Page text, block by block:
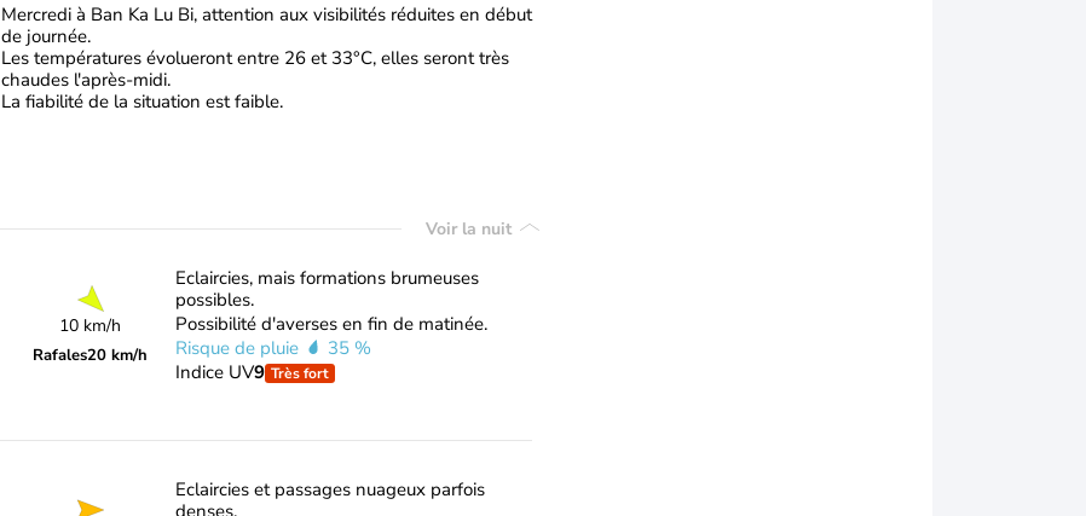
Mercredi à Ban Ka Lu Bi, attention aux visibilités réduites en début
de journée.
Les températures évolueront entre 26 et 33°C, elles seront très
chaudes l'après-midi.
La fiabilité de la situation est faible.
Voir la nuit
10 km/h
Rafales20 km/h
Eclaircies, mais formations brumeuses
possibles.
Possibilité d'averses en fin de matinée.
Risque de pluie
35 %
Indice UV9 Très fort
Eclaircies et passages nuageux parfois
denses.